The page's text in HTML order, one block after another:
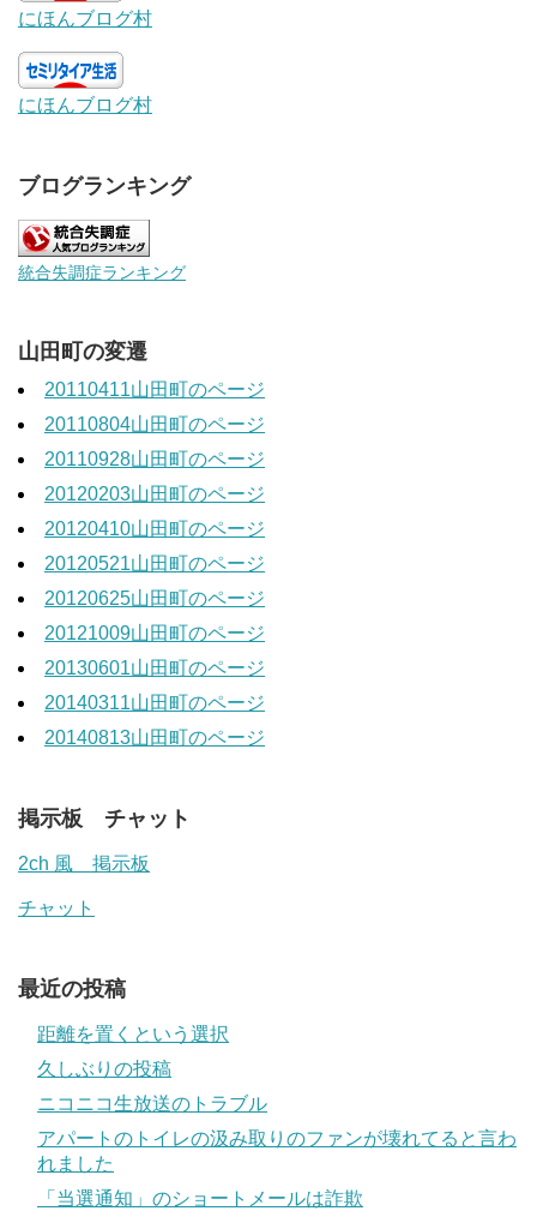
にほんブログ村
にほんブログ村
ブログランキング
統合失調症ランキング
山田町の変遷
20110411山田町のページ
20110804山田町のページ
20110928山田町のページ
20120203山田町のページ
20120410山田町のページ
20120521山田町のページ
20120625山田町のページ
20121009山田町のページ
20130601山田町のページ
20140311山田町のページ
20140813山田町のページ
掲示板 チャット
2ch 風 掲示板
チャット
最近の投稿
距離を置くという選択
久しぶりの投稿
ニコニコ生放送のトラブル
アパートのトイレの汲み取りのファンが壊れてると言わ
れました
「当選通知」のショートメールは詐欺